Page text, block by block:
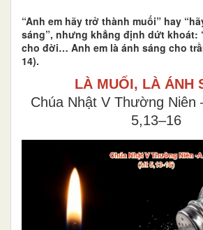
“Anh em hãy trở thành muối” hay
sáng”, nhưng khẳng định dứt khoát:
cho đời… Anh em là ánh sáng cho
14).
LÀ MUỐI, LÀ ÁNH
Chúa Nhật V Thường Niên
5,13–16